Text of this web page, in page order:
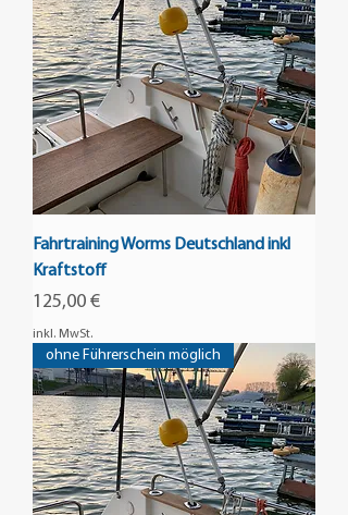
Fahrtraining Worms Deutschland inkl
Kraftstoff
Preis
125,00 €
inkl. MwSt.
ohne Führerschein möglich